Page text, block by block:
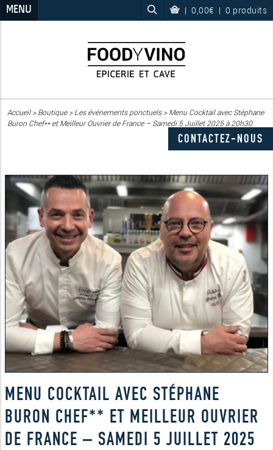
MENU | 0,00€ | 0 produits
Accueil>Boutique>Les événements ponctuels>Menu Cocktail avec Stéphane
Buron Chef** et Meilleur Ouvrier de France – Samedi 5 Juillet 2025 à 20h30
CONTACTEZ-NOUS
MENU COCKTAIL AVEC STÉPHANE
BURON CHEF** ET MEILLEUR OUVRIER
DE FRANCE – SAMEDI 5 JUILLET 2025